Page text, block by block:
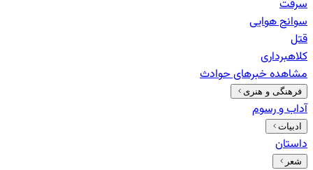
سرقت
سوانح هوایی
قتل
کلاهبرداری
مشاهده خبرهایحوادث
فرهنگی و هنری
آداب و رسوم
ادبیات
داستان
شعر